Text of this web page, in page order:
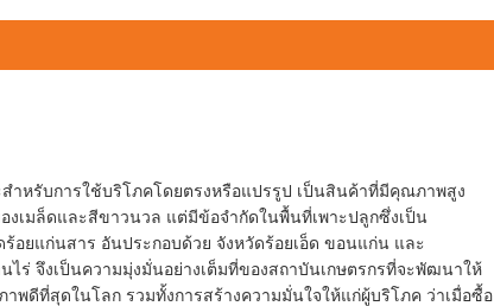
ำหรับการใช้บริโภคโดยตรงหรือแปรรูป เป็นสินค้าที่มีคุณภาพสูง
งเมล็ดและสีขาวนวล แต่มีข้อจำกัดในพื้นที่เพาะปลูกซึ่งเป็น
ยแก่นสาร อันประกอบด้วย จังหวัดร้อยเอ็ด ขอนแก่น และ
ร่ จึงเป็นความมุ่งมั่นอย่างเต็มที่ของสถาบันเกษตรกรที่จะพัฒนาให้
ดีที่สุดในโลก รวมทั้งการสร้างความมั่นใจให้แก่ผู้บริโภค ว่าเมื่อซื้อ